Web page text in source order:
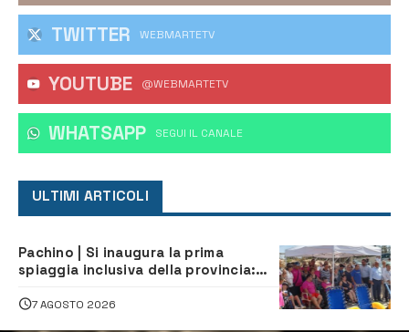
TWITTER WEBMARTETV
YOUTUBE @WEBMARTETV
WHATSAPP ‎SEGUI IL CANALE
ULTIMI ARTICOLI
Pachino | Si inaugura la prima
spiaggia inclusiva della provincia:
tutti
7 AGOSTO 2026